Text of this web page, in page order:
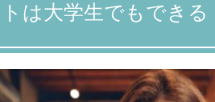
は大学生でもできる